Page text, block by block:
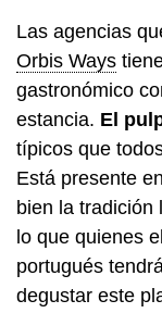
Las agencias
Orbis Ways
gastronómico
estancia. El
típicos que
Está presente
bien la tradición
lo que quienes
portugués
degustar este